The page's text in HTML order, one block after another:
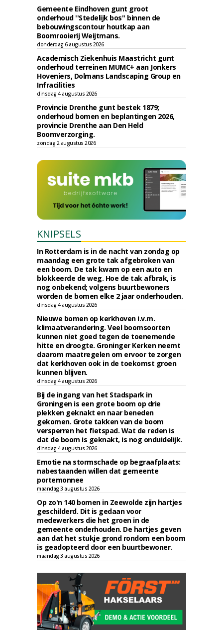
Gemeente Eindhoven gunt groot
onderhoud ''Stedelijk bos'' binnen de
bebouwingscontour houtkap aan
Boomrooierij Weijtmans.
donderdag 6 augustus 2026
Academisch Ziekenhuis Maastricht gunt
onderhoud terreinen MUMC+ aan Jonkers
Hoveniers, Dolmans Landscaping Group en
Infracilities
dinsdag 4 augustus 2026
Provincie Drenthe gunt bestek 1879;
onderhoud bomen en beplantingen 2026,
provincie Drenthe aan Den Held
Boomverzorging.
zondag 2 augustus 2026
KNIPSELS
In Rotterdam is in de nacht van zondag op
maandag een grote tak afgebroken van
een boom. De tak kwam op een auto en
blokkeerde de weg. Hoe de tak afbrak, is
nog onbekend; volgens buurtbewoners
worden de bomen elke 2 jaar onderhouden.
dinsdag 4 augustus 2026
Nieuwe bomen op kerkhoven i.v.m.
klimaatverandering. Veel boomsoorten
kunnen niet goed tegen de toenemende
hitte en droogte. Groninger Kerken neemt
daarom maatregelen om ervoor te zorgen
dat kerkhoven ook in de toekomst groen
kunnen blijven.
dinsdag 4 augustus 2026
Bij de ingang van het Stadspark in
Groningen is een grote boom op drie
plekken geknakt en naar beneden
gekomen. Grote takken van de boom
versperren het fietspad. Wat de reden is
dat de boom is geknakt, is nog onduidelijk.
dinsdag 4 augustus 2026
Emotie na stormschade op begraafplaats:
nabestaanden willen dat gemeente
portemonnee
maandag 3 augustus 2026
Op zo'n 140 bomen in Zeewolde zijn hartjes
geschilderd. Dit is gedaan voor
medewerkers die het groen in de
gemeente onderhouden. De hartjes geven
aan dat het stukje grond rondom een boom
is geadopteerd door een buurtbewoner.
maandag 3 augustus 2026